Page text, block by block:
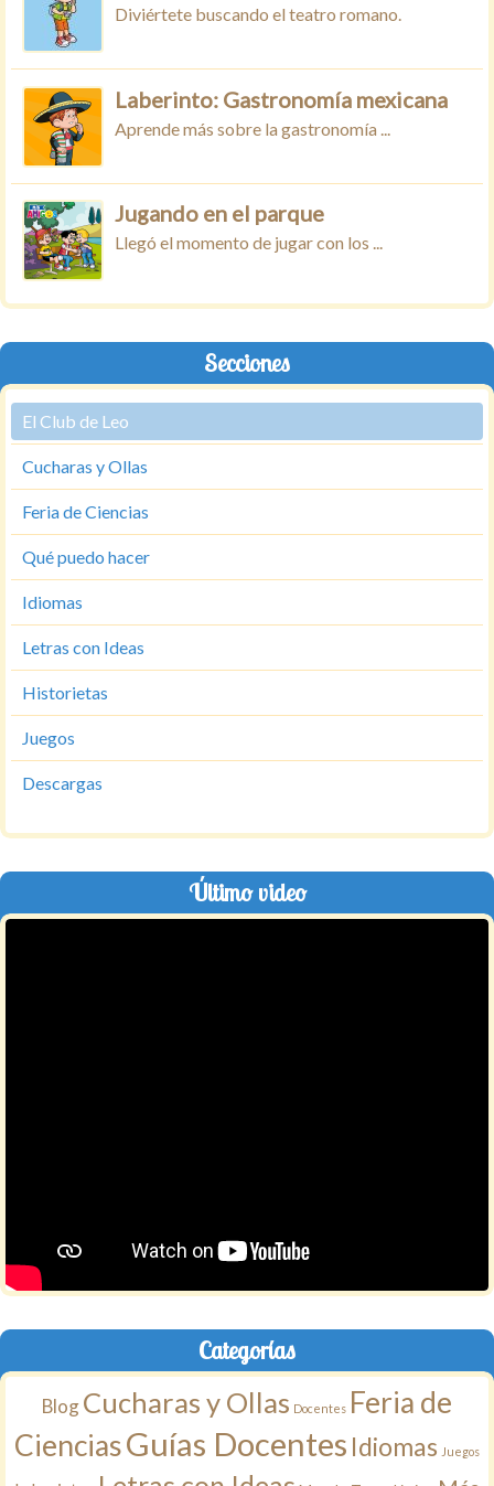
Diviértete buscando el teatro romano.
Laberinto: Gastronomía mexicana
Aprende más sobre la gastronomía ...
Jugando en el parque
Llegó el momento de jugar con los ...
Secciones
El Club de Leo
Cucharas y Ollas
Feria de Ciencias
Qué puedo hacer
Idiomas
Letras con Ideas
Historietas
Juegos
Descargas
Último video
Categorías
BlogCucharas y Ollas Docentes Feria de
CienciasGuías Docentes Idiomas Juegos